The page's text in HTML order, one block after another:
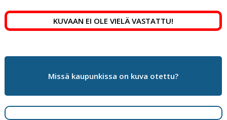
b
o
o
dI
n
t e
st
KUVAAN EI OLE VIELÄ VASTATTU!
Missä kaupunkissa on kuva otettu?